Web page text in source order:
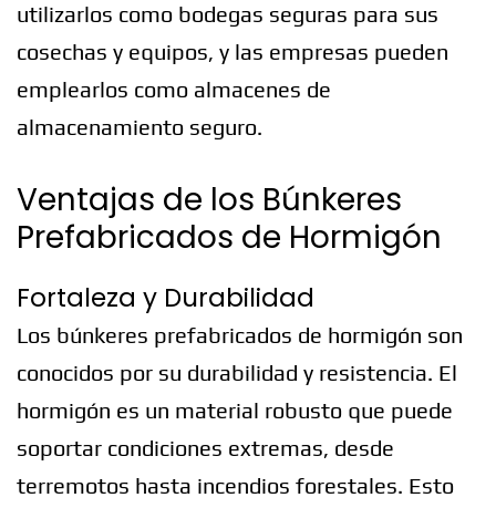
utilizarlos como bodegas seguras para sus
cosechas y equipos, y las empresas pueden
emplearlos como almacenes de
almacenamiento seguro.
Ventajas de los Búnkeres
Prefabricados de Hormigón
Fortaleza y Durabilidad
Los búnkeres prefabricados de hormigón son
conocidos por su durabilidad y resistencia. El
hormigón es un material robusto que puede
soportar condiciones extremas, desde
terremotos hasta incendios forestales. Esto